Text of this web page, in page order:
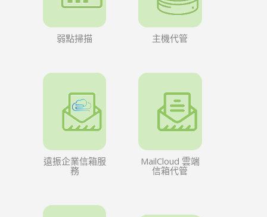
弱點掃描 主機代管
遠振企業信箱服
務
MailCloud 雲端
信箱代管